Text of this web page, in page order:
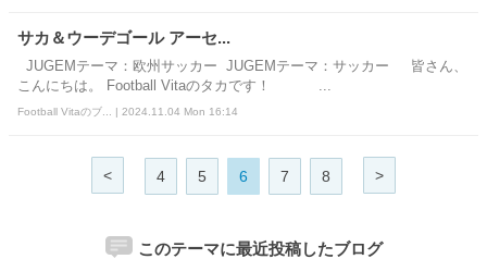
サカ＆ウーデゴール アーセ...
JUGEMテーマ：欧州サッカー JUGEMテーマ：サッカー 皆さん、
こんにちは。 Football Vitaのタカです！ ...
Football Vitaのブ... | 2024.11.04 Mon 16:14
< 4 5 6 7 8 >
このテーマに最近投稿したブログ